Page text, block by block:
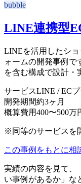
bubble
LINE連携型
LINEを活用したシ
ォームの開発事例
を含む構成で設計・
サービスLINE / EC
開発期間約3ヶ月
概算費用400〜500万
※同等のサービスを
この事例をもとに相
実績の内容を見て、
い事例があるか」な